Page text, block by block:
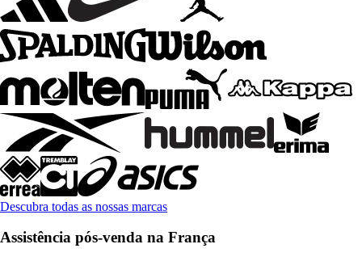
Descubra todas as nossas marcas
Assistência pós-venda na França